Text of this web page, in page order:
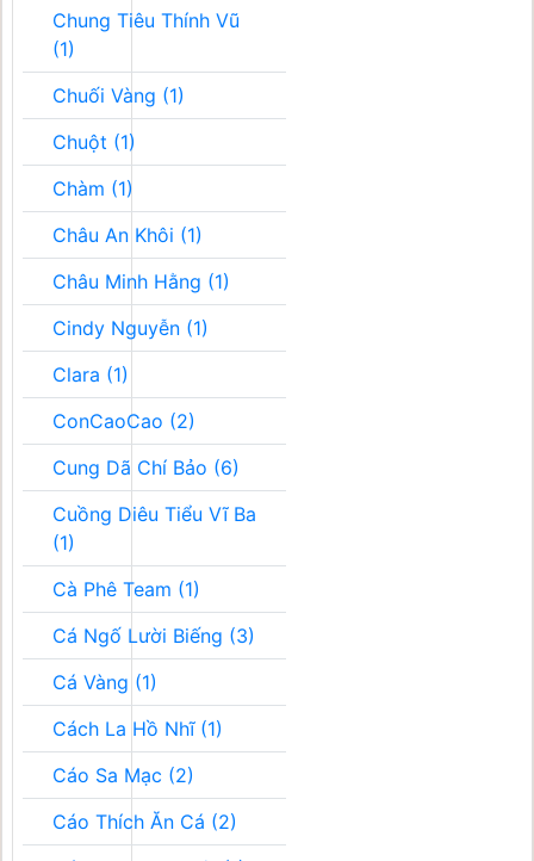
Chung Tiêu Thính Vũ
(1)
Chuối Vàng (1)
Chuột (1)
Chàm (1)
Châu An Khôi (1)
Châu Minh Hằng (1)
Cindy Nguyễn (1)
Clara (1)
ConCaoCao (2)
Cung Dã Chí Bảo (6)
Cuồng Diêu Tiểu Vĩ Ba
(1)
Cà Phê Team (1)
Cá Ngố Lười Biếng (3)
Cá Vàng (1)
Cách La Hồ Nhĩ (1)
Cáo Sa Mạc (2)
Cáo Thích Ăn Cá (2)